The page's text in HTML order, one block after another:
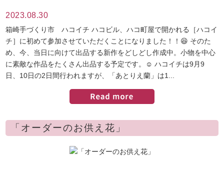
2023.08.30
箱崎手づくり市 ハコイチ ハコビル、ハコ町屋で開かれる［ハコイ
チ］に初めて参加させていただくことになりました！！😆 そのた
め、今、当日に向けて出品する新作をどしどし作成中。小物を中心
に素敵な作品をたくさん出品する予定です。☺️ ハコイチは9月9
日、10日の2日間行われますが、「あとりえ蘭」は1...
「オーダーのお供え花」